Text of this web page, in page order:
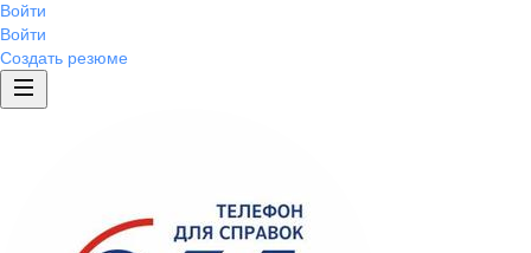
Войти
Войти
Создать резюме